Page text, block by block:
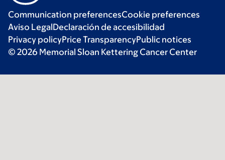
Communication preferencesCookie preferences
Aviso LegalDeclaración de accesibilidad
Privacy policyPrice TransparencyPublic notices
© 2026 Memorial Sloan Kettering Cancer Center